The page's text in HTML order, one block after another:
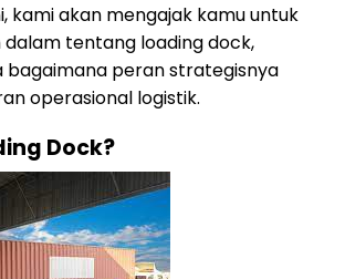
kami akan mengajak kamu untuk
tentang loading dock,
bagaimana peran strategisnya
operasional logistik.
Dock?